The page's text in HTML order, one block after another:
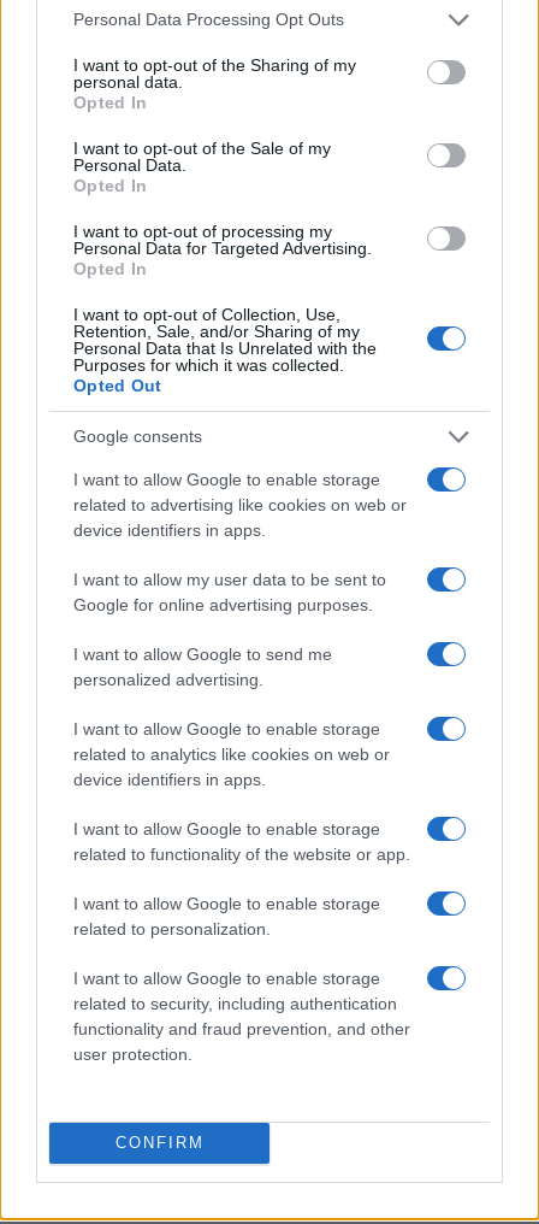
Please note that this website/app uses one or more Google
not limited to your visit or usage behaviour. You may click to
grant or deny consent to Google and its third-party tags to
use your data for below specified purposes in below Google
consent section.
Personal Data Processing Opt Outs
I want to opt-out of the Sharing of my
personal data.
Opted In
I want to opt-out of the Sale of my
Personal Data.
Opted In
I want to opt-out of processing my
Personal Data for Targeted Advertising.
Opted In
I want to opt-out of Collection, Use,
Retention, Sale, and/or Sharing of my
Personal Data that Is Unrelated with the
Purposes for which it was collected.
Opted Out
Google consents
I want to allow Google to enable storage
related to advertising like cookies on web or
device identifiers in apps.
I want to allow my user data to be sent to
Google for online advertising purposes.
I want to allow Google to send me
personalized advertising.
I want to allow Google to enable storage
related to analytics like cookies on web or
device identifiers in apps.
I want to allow Google to enable storage
related to functionality of the website or app.
I want to allow Google to enable storage
related to personalization.
I want to allow Google to enable storage
related to security, including authentication
functionality and fraud prevention, and other
user protection.
CONFIRM
Nuevo giro en el caso Yéremi Vargas:
desvelan el informe forense
El ‘caso Yéremi Vargas’, el niño desaparecido en 2007…
CRÓNICA
Curso de verano de la Universidad de La
Rioja finaliza con celebración
gastronómica
La Universidad de La Rioja despidió a 60…
Tragedia en Santa Susanna: un bombero